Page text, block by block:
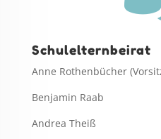
Schulelternbeirat
Anne Rothenbücher
Benjamin Raab
Andrea Theiß